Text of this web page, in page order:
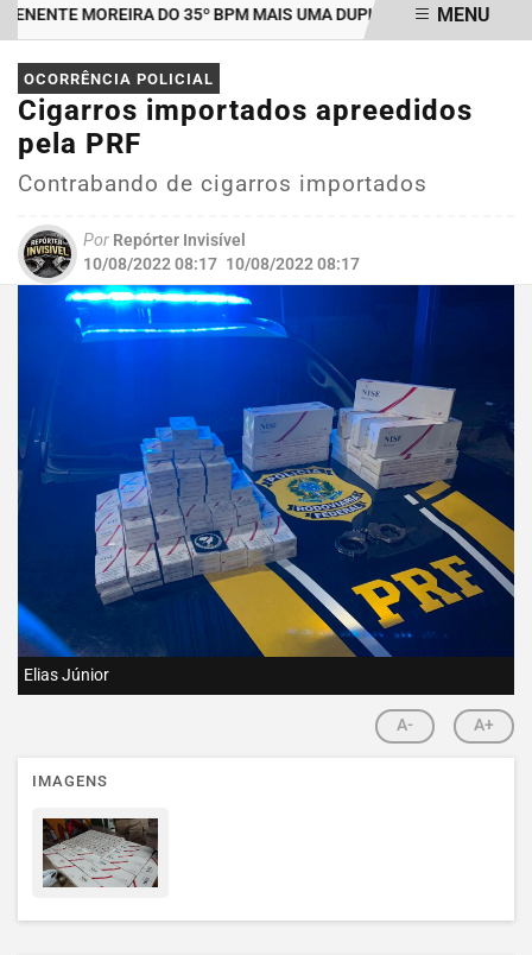
MOREIRA DO 35º BPM MAIS UMA DUPLA PRESA POR TRÁFICO
EM ALTA
MENU
OCORRÊNCIA POLICIAL
Cigarros importados apreedidos
pela PRF
Contrabando de cigarros importados
Por Repórter Invisível
10/08/2022 08:17 10/08/2022 08:17
Elias Júnior
A- A+
IMAGENS